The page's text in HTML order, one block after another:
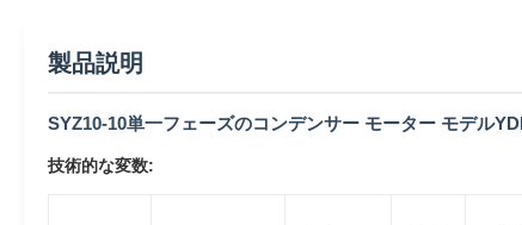
製品説明
SYZ10-10単一フェーズのコンデンサー モーター モデル
技術的な変数: